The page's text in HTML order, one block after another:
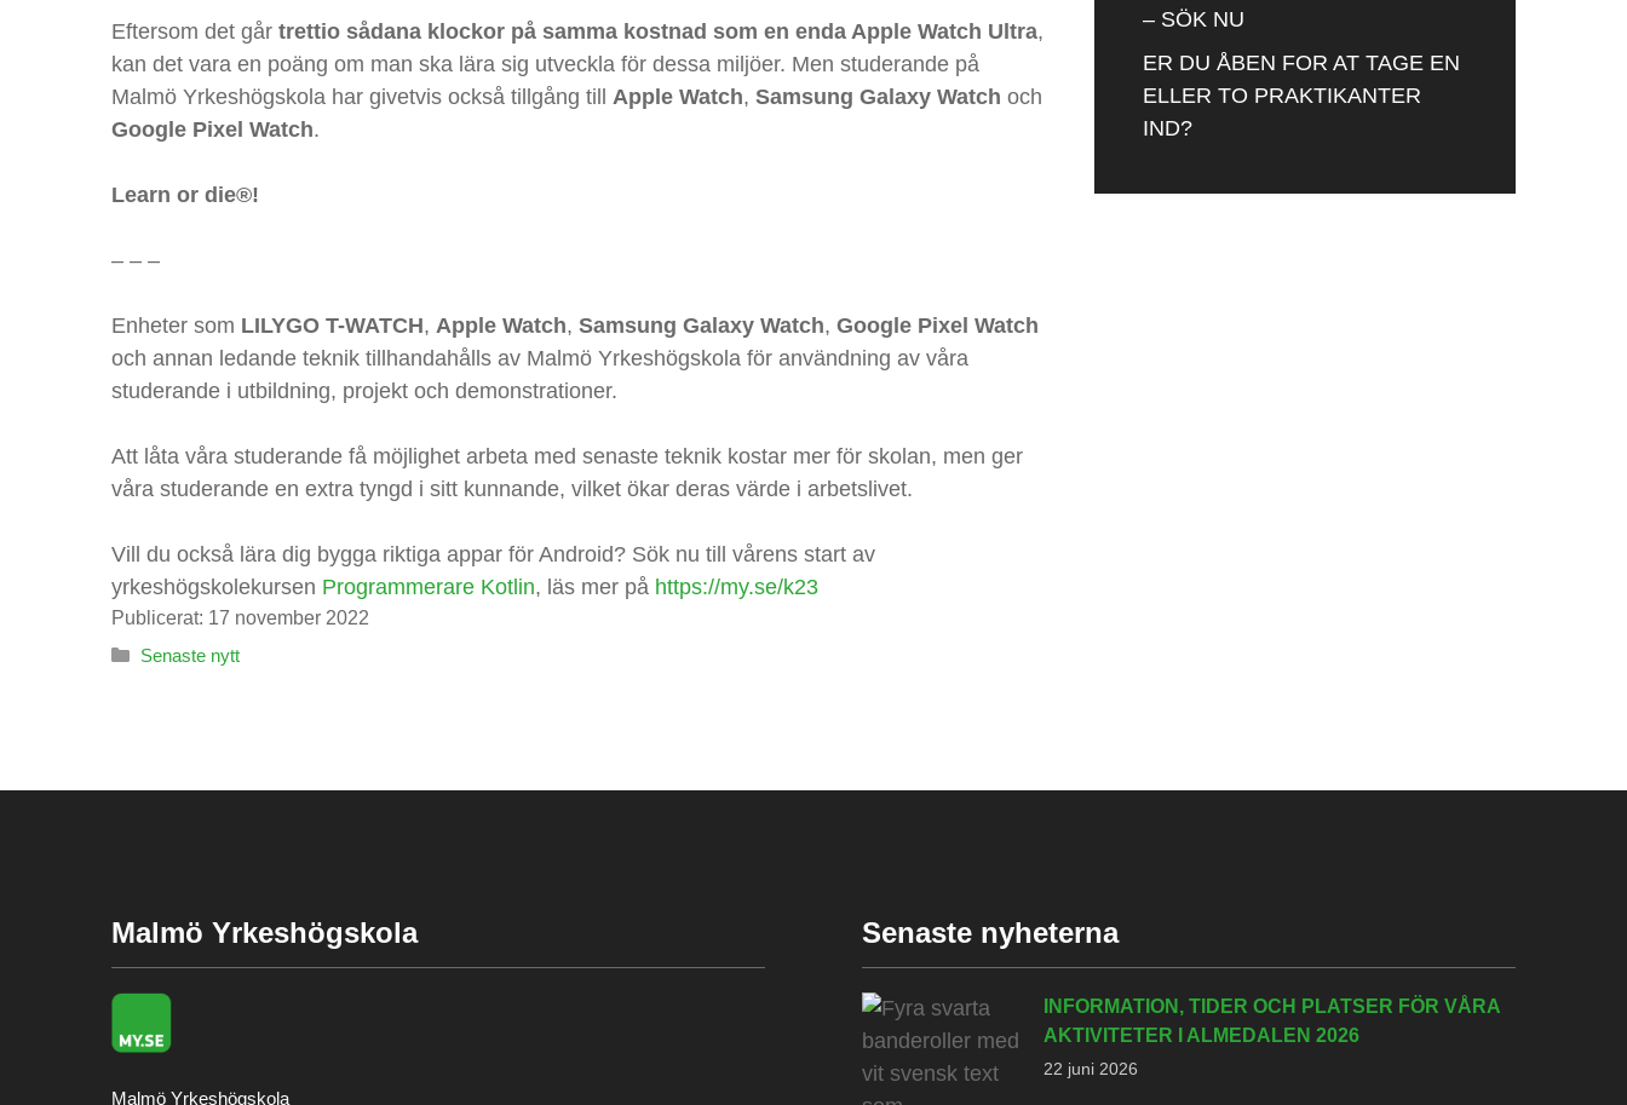
Eftersom det går trettio sådana klockor på samma kostnad som en enda Apple Watch Ultra,
kan det vara en poäng om man ska lära sig utveckla för dessa miljöer. Men studerande på
Malmö Yrkeshögskola har givetvis också tillgång till Apple Watch, Samsung Galaxy Watch och
Google Pixel Watch.
Learn or die®!
– – –
Enheter som LILYGO T-WATCH, Apple Watch, Samsung Galaxy Watch, Google Pixel Watch
och annan ledande teknik tillhandahålls av Malmö Yrkeshögskola för användning av våra
studerande i utbildning, projekt och demonstrationer.
Att låta våra studerande få möjlighet arbeta med senaste teknik kostar mer för skolan, men ger
våra studerande en extra tyngd i sitt kunnande, vilket ökar deras värde i arbetslivet.
Vill du också lära dig bygga riktiga appar för Android? Sök nu till vårens start av
yrkeshögskolekursen Programmerare Kotlin, läs mer på https://my.se/k23
Publicerat: 17 november 2022
Kategorier
Senaste nytt
– SÖK NU
ER DU ÅBEN FOR AT TAGE EN
ELLER TO PRAKTIKANTER
IND?
Malmö Yrkeshögskola
Malmö Yrkeshögskola
Senaste nyheterna
INFORMATION, TIDER OCH PLATSER FÖR VÅRA
AKTIVITETER I ALMEDALEN 2026
22 juni 2026
går inte att
välja bort. De
behövs för att
hemsidan
över huvud
Statistik
hemsidans
funktionalitet
baserat på
används.
Upplevelse
För att vår
att försvinna
Genom att dela